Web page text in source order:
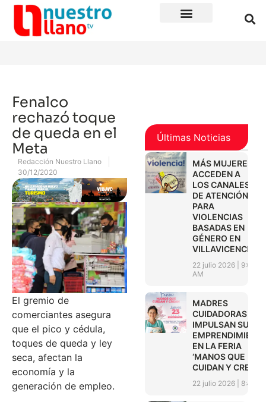
Fenalco
rechazó toque
de queda en el
Meta
Redacción Nuestro Llano
30/12/2020
El gremio de
comerciantes asegura
que el pico y cédula,
toques de queda y ley
seca, afectan la
economía y la
generación de empleo.
Últimas Noticias
MÁS MUJERES
ACCEDEN A
LOS CANALES
DE ATENCIÓN
PARA
VIOLENCIAS
BASADAS EN
GÉNERO EN
VILLAVICENCIO
22 julio 2026
9:01
AM
MADRES
CUIDADORAS
IMPULSAN SUS
EN LA FERIA
‘MANOS QUE
CUIDAN Y CREAN’
22 julio 2026 8:45